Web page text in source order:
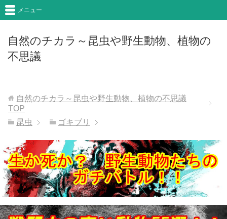
自然のチカラ～昆虫や野生動物、植物の
不思議
メニュー
自然のチカラ～昆虫や野生動物、植物の不思議
TOP
昆虫
ゴキブリ